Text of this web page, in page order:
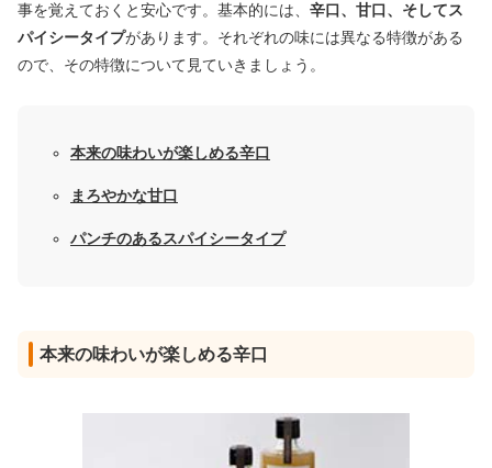
事を覚えておくと安心です。基本的には、 辛口、甘口、そしてス
パイシータイプがあります。それぞれの味には異なる特徴がある
ので、その特徴について見ていきましょう。
本来の味わいが楽しめる辛口
まろやかな甘口
パンチのあるスパイシータイプ
本来の味わいが楽しめる辛口